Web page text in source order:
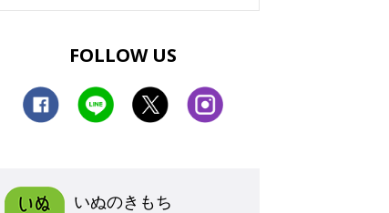
FOLLOW US
いぬのきもち